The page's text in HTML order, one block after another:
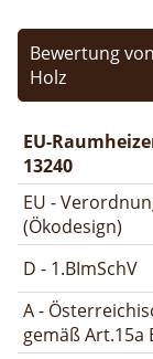
Bewertung
Holz
EU-
13240
EU -
(Ökodesign)
D - 1.BImSchV
A -
gemäß Art.15a